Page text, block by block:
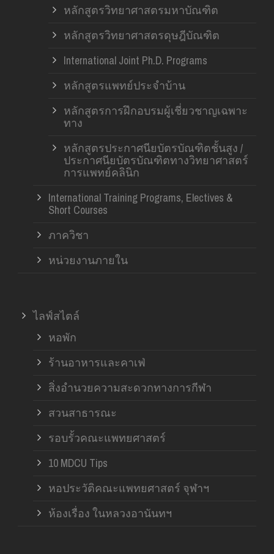
หลักสูตรวิทยาศาสตรมหาบัณฑิต
หลักสูตรวิทยาศาสตรดุษฎีบัณฑิต
International Joint Ph.D. Programs
หลักสูตรแพทย์ประจำบ้าน
หลักสูตรการฝึกอบรมผู้เชี่ยวชาญเฉพาะ
ทาง
หลักสูตรประกาศนียบัตรบัณฑิตชั้นสูง /
ประกาศนียบัตรบัณฑิตทางวิทยาศาสตร์
การแพทย์คลินิก
International Training Programs, Electives &
Short Courses
ภาควิชา
หน่วยงานภายใน
ไลฟ์สไตล์
หอพัก
ร้านอาหารและคาเฟ่
สิ่งอำนวยความสะดวกทางการกีฬา
สวนสาธารณะ
รอบรั้วคณะแพทยศาสตร์
10 MDCU Tips
หอประวัติคณะแพทยศาสตร์ จุฬาฯ
ห้องเรื่อง ในหลวงอานันทฯ